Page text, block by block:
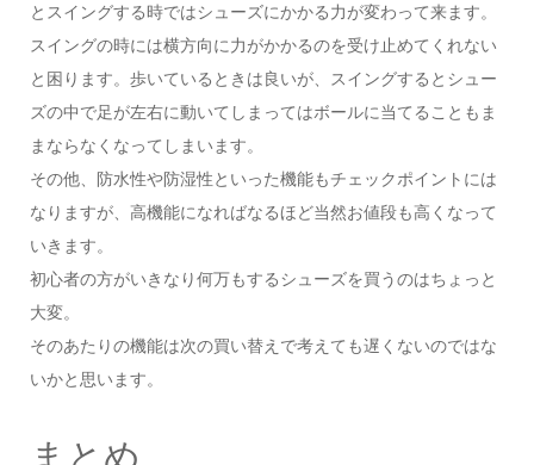
とスイングする時ではシューズにかかる力が変わって来ます。
スイングの時には横方向に力がかかるのを受け止めてくれない
と困ります。歩いているときは良いが、スイングするとシュー
ズの中で足が左右に動いてしまってはボールに当てることもま
まならなくなってしまいます。
その他、防水性や防湿性といった機能もチェックポイントには
なりますが、高機能になればなるほど当然お値段も高くなって
いきます。
初心者の方がいきなり何万もするシューズを買うのはちょっと
大変。
そのあたりの機能は次の買い替えで考えても遅くないのではな
いかと思います。
まとめ